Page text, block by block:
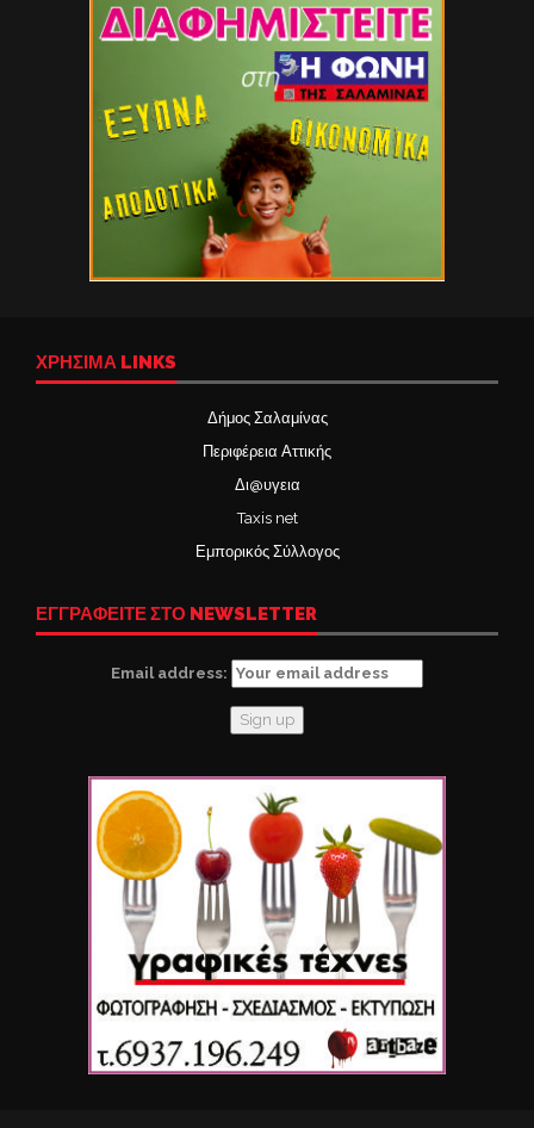
ΧΡΉΣΙΜΑ LINKS
Δήμος Σαλαμίνας
Περιφέρεια Αττικής
Δι@υγεια
Taxis net
Εμπορικός Σύλλογος
ΕΓΓΡΑΦΕΙΤΕ ΣΤΟ NEWSLETTER
Email address: